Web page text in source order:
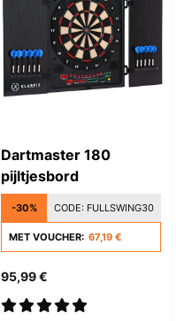
Dartmaster 180
pijltjesbord
-30% CODE: FULLSWING30
MET VOUCHER: 67,19 €
95,99 €